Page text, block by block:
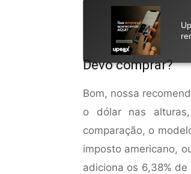
Devo comprar?
Bom, nossa
o dólar nas
comparação, o
imposto americano,
adiciona os 6,38%